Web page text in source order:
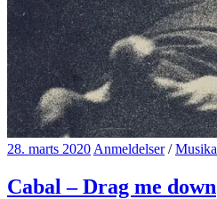
28. marts 2020 Anmeldelser/
Cabal – Drag me down